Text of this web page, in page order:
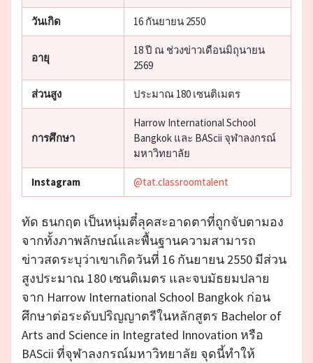
วันเกิด 16 กันยายน 2550
อายุ
18 ปี ณ ช่วงข่าวเดือนมิถุนายน
2569
ส่วนสูง ประมาณ 180 เซนติเมตร
การศึกษา
Harrow International School
Bangkok และ BAScii จุฬาลงกรณ์
มหาวิทยาลัย
Instagram @tat.classroomtalent
ทัด ธนกฤต เป็นหนุ่มตี๋ลุคสะอาดตาที่ถูกจับตามอง
จากทั้งภาพลักษณ์และพื้นฐานความสามารถ
ข่าวสดระบุว่าเขาเกิดวันที่ 16 กันยายน 2550 มีส่วน
สูงประมาณ 180 เซนติเมตร และจบมัธยมปลาย
จาก Harrow International School Bangkok ก่อน
ศึกษาต่อระดับปริญญาตรีในหลักสูตร Bachelor of
Arts and Science in Integrated Innovation หรือ
BAScii ที่จุฬาลงกรณ์มหาวิทยาลัย จุดนี้ทำให้